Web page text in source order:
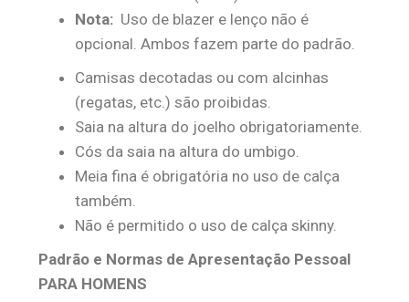
Nota:Uso de blazer e lenço não é
opcional. Ambos fazem parte do padrão.
Camisas decotadas ou com alcinhas
(regatas, etc.) são proibidas.
Saia na altura do joelho obrigatoriamente.
Cós da saia na altura do umbigo.
Meia fina é obrigatória no uso de calça
também.
Não é permitido o uso de calça skinny.
Padrão e Normas de Apresentação Pessoal
PARA HOMENS